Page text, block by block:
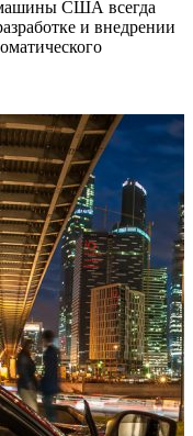
США всегда
и внедрении